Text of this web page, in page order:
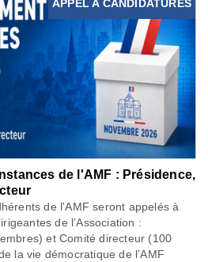
APPEL A CANDIDATURES
de l'AMF : Présidence,
de l'AMF seront appelés à
de l’Association :
et Comité directeur (100
la vie démocratique de l’AMF